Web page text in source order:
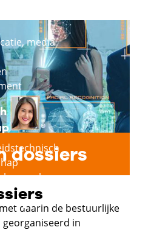
media
sport
dossiers
daarin de bestuurlijke
in